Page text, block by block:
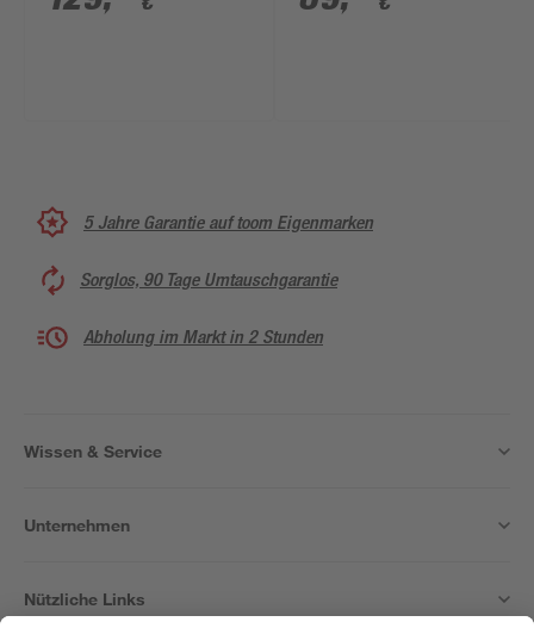
5 Jahre Garantie auf toom Eigenmarken
Sorglos, 90 Tage Umtauschgarantie
Abholung im Markt in 2 Stunden
Wissen & Service
Unternehmen
Nützliche Links